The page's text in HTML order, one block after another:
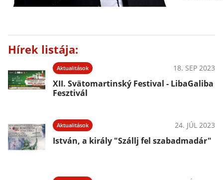
Hírek listája:
Aktualitások 18. SEP 2023
XII. Svätomartinský Festival - LibaGaliba
Fesztivál
Aktualitások 24. JÚL 2023
István, a király "Szállj fel szabadmadár"